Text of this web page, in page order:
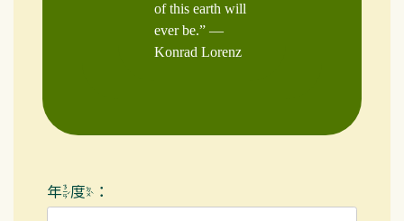
of this earth will
ever be.” —
Konrad Lorenz
年度：